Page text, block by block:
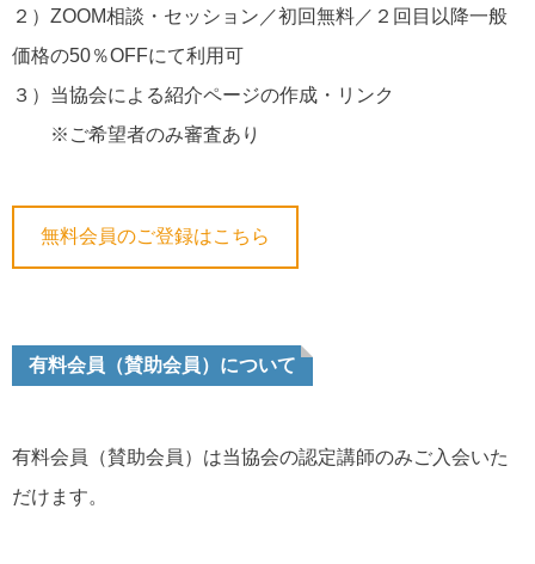
２）ZOOM相談・セッション／初回無料／２回目以降一般
価格の50％OFFにて利用可
３）当協会による紹介ページの作成・リンク
※ご希望者のみ審査あり
無料会員のご登録はこちら
有料会員（賛助会員）について
有料会員（賛助会員）は当協会の認定講師のみご入会いた
だけます。